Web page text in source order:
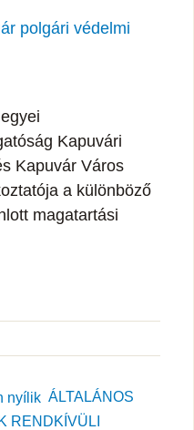
polgári védelmi
Kapuvári
Kapuvár Város
a különböző
magatartási
ÁLTALÁNOS
RENDKÍVÜLI